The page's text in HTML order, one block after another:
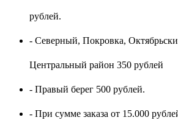
рублей.
- Северный, Покровка,
Центральный район 350 рублей
- Правый берег 500 рублей.
- При сумме заказа от 15.000